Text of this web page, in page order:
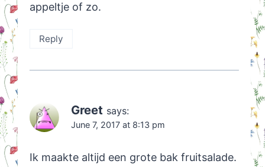
appeltje of zo.
Reply
Greet says:
June 7, 2017 at 8:13 pm
Ik maakte altijd een grote bak fruitsalade.